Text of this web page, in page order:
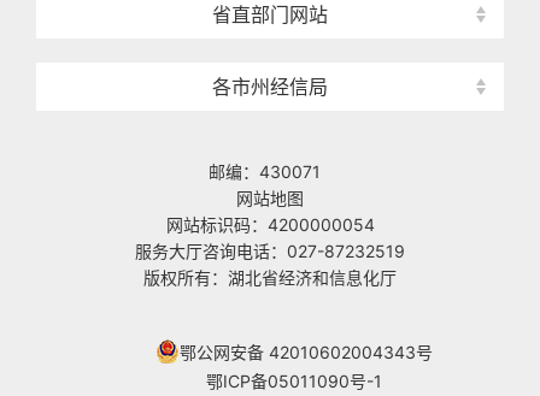
省直部门网站
各市州经信局
邮编：430071
网站地图
网站标识码：4200000054
服务大厅咨询电话：027-87232519
版权所有：湖北省经济和信息化厅
鄂公网安备 42010602004343号
鄂ICP备05011090号-1